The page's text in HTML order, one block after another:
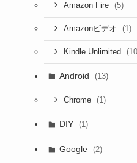
Amazon Fire (5)
Amazonビデオ (1)
Kindle Unlimited
Android (13)
Chrome (1)
DIY (1)
Google (2)